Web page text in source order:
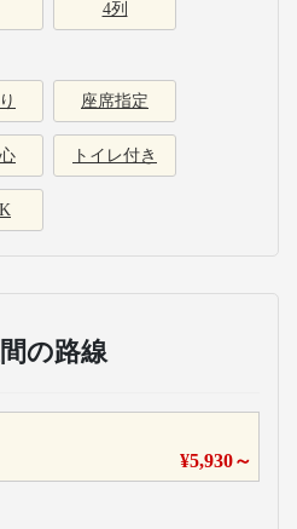
4列
座席指定
トイレ付き
の路線
¥5,930～